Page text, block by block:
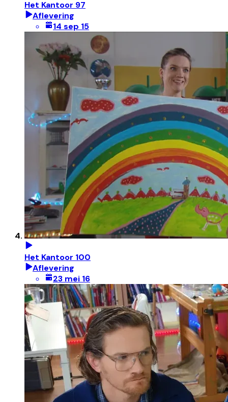
Het Kantoor 97
Aflevering
14 sep 15
Het Kantoor 100
Aflevering
23 mei 16